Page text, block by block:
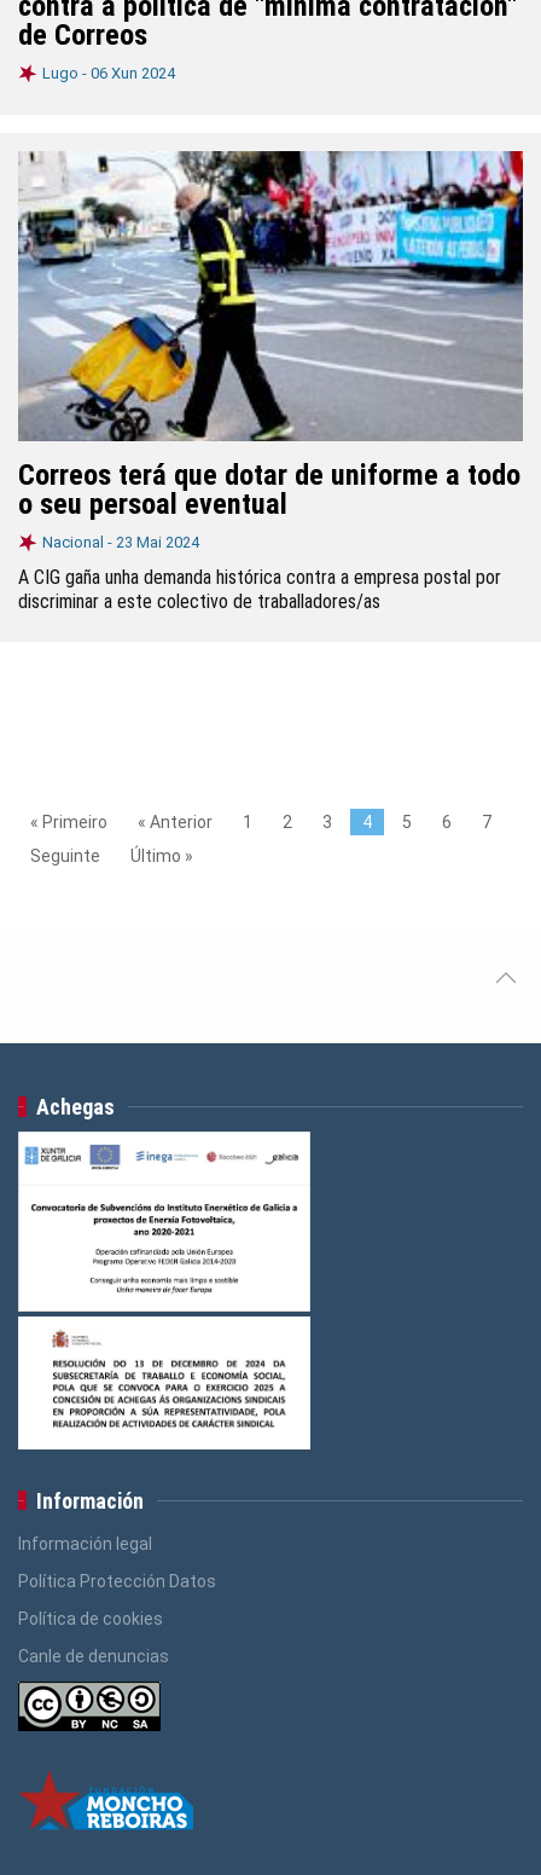
de Correos
Lugo - 06 Xun 2024
Correos terá que dotar de uniforme a todo
o seu persoal eventual
Nacional - 23 Mai 2024
A CIG gaña unha demanda histórica contra a empresa postal por
discriminar a este colectivo de traballadores/as
« Primeiro « Anterior 1 2 3 4 5 6
7
Seguinte
Último »
Achegas
Información
Información legal
Política Protección Datos
Política de cookies
Canle de denuncias